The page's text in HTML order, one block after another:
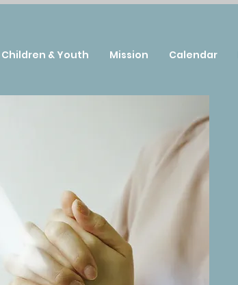
Children & Youth Mission Calendar